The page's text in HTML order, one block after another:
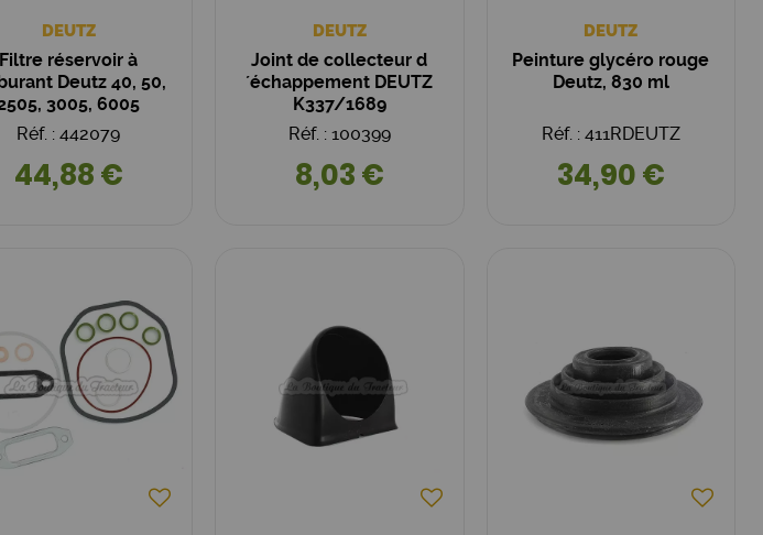
DEUTZ
Filtre réservoir à
Deutz 40, 50,
3005, 6005
Réf. : 442079
44,88 €
DEUTZ
Joint de collecteur d
´échappement DEUTZ
K337/1689
Réf. : 100399
8,03 €
DEUTZ
Peinture glycéro rouge
Deutz, 830 ml
Réf. : 411RDEUTZ
34,90 €